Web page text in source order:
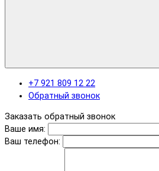
+7 921 809 12 22
Обратный звонок
Заказать обратный звонок
Ваше имя:
Ваш телефон: